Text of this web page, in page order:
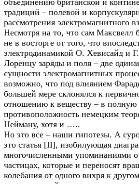
объединению британской и
традиций – полевой и
рассмотрения электромагнитного
Несмотря на то, что сам
не в восторге от того, что
электродинамикой О. Хевисайд и
Лоренцу заряды и поля – две
сущности электромагнитных
возможно, что под влиянием
большей мере склонялся к
отношению к веществу – в полную
противоположность немецким
Нейману, хотя и …..
Но это все – наши гипотезы. А
это статья [II], изобилующая
многочисленными упоминаниями
частицах, которые и переносят
колебания от одного вихря к